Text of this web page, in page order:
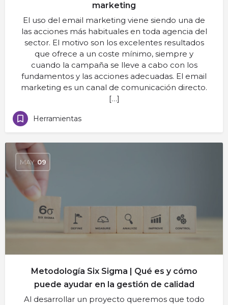
marketing
El uso del email marketing viene siendo una de
las acciones más habituales en toda agencia del
sector. El motivo son los excelentes resultados
que ofrece a un coste mínimo, siempre y
cuando la campaña se lleve a cabo con los
fundamentos y las acciones adecuadas. El email
marketing es un canal de comunicación directo.
[…]
Herramientas
MAY 09
Metodología Six Sigma | Qué es y cómo
puede ayudar en la gestión de calidad
Al desarrollar un proyecto queremos que todo